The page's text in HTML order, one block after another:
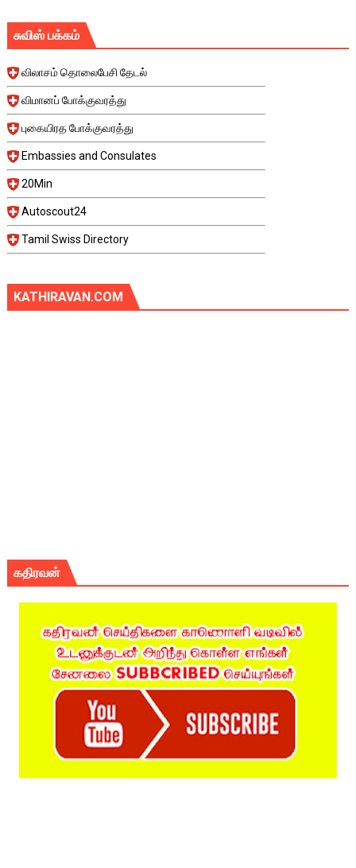
சுவிஸ் பக்கம்
விலாசம் தொலைபேசி தேடல்
விமானப் போக்குவரத்து
புகையிரத போக்குவரத்து
Embassies and Consulates
20Min
Autoscout24
Tamil Swiss Directory
KATHIRAVAN.COM
கதிரவன்